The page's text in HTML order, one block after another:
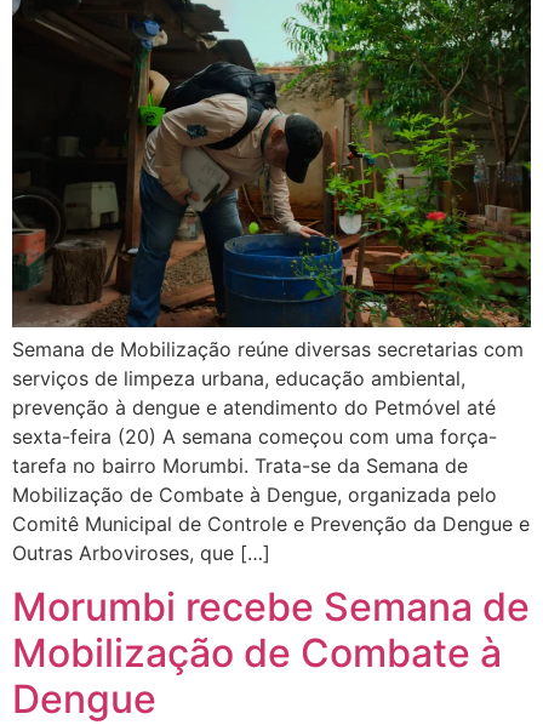
Semana de Mobilização reúne diversas secretarias com
serviços de limpeza urbana, educação ambiental,
prevenção à dengue e atendimento do Petmóvel até
sexta-feira (20) A semana começou com uma força-
tarefa no bairro Morumbi. Trata-se da Semana de
Mobilização de Combate à Dengue, organizada pelo
Comitê Municipal de Controle e Prevenção da Dengue e
Outras Arboviroses, que […]
Morumbi recebe Semana de
Mobilização de Combate à
Dengue